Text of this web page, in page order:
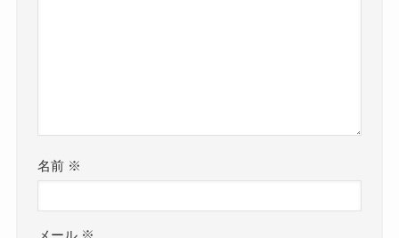
名前 ※